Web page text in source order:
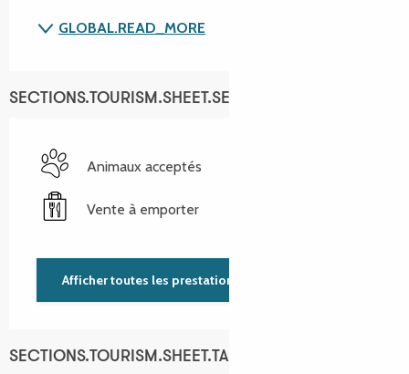
GLOBAL.READ_MORE
SECTIONS.TOURISM.SHEET.SERVICES
Animaux acceptés
Vente à emporter
Afficher toutes les prestations
SECTIONS.TOURISM.SHEET.TARIFFS.TARIFFS